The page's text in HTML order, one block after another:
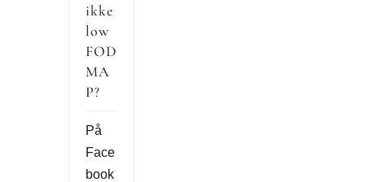
ikke
low
FOD
MA
P?
På
Face
book